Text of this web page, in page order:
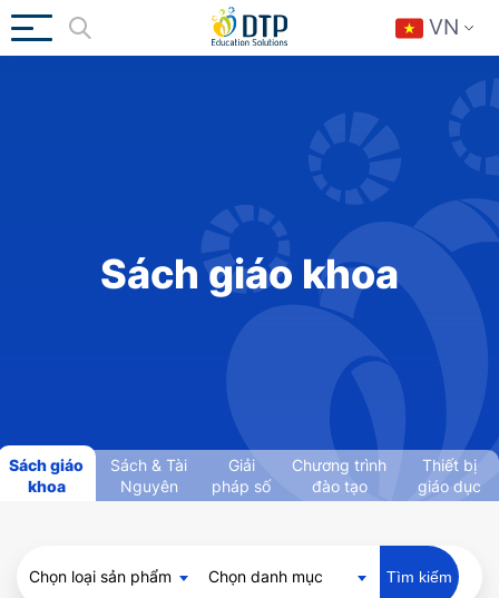
VN
Sách giáo khoa
Sách giáo
khoa
Sách & Tài
Nguyên
Giải
pháp số
Chương trình
đào tạo
Thiết bị
giáo dục
Chọn loại sản phẩm Chọn danh mục Tìm kiếm